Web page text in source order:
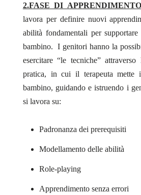
2.FASE DI
lavora per definire nuovi
abilità fondamentali per
bambino. I genitori hanno la
esercitare “le tecniche”
pratica, in cui il terapeuta
bambino, guidando e istruendo i
si lavora su:
Padronanza dei prerequisiti
Modellamento delle abilità
Role-playing
Apprendimento senza errori